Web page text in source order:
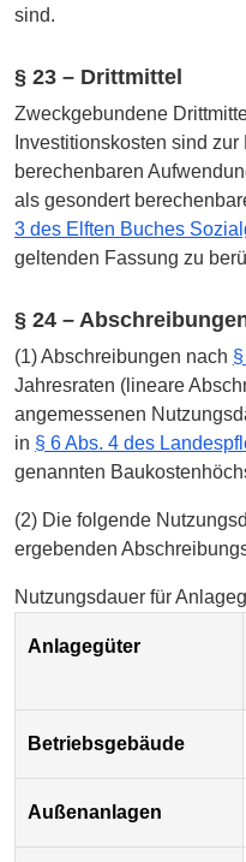
sind.
§ 23 – Drittmittel
Zweckgebundene
Investitionskosten sind
berechenbaren
als gesondert
3 des Elften Buches
geltenden Fassung zu
§ 24 –
(1) Abschreibungen nach
Jahresraten (lineare
angemessenen
in § 6 Abs. 4 des
genannten
(2) Die folgende
ergebenden
Nutzungsdauer für
Anlagegüter
Betriebsgebäude
Außenanlagen